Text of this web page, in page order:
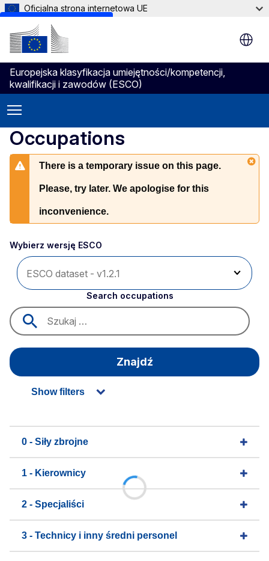
Skip to main content
Oficjalna strona internetowa UE
Europejska klasyfikacja umiejętności/kompetencji,
kwalifikacji i zawodów (ESCO)
Occupations
There is a temporary issue on this page.
Please, try later. We apologise for this
inconvenience.
Wybierz wersję ESCO
Search occupations
Znajdź
Show filters
0 - Siły zbrojne
1 - Kierownicy
2 - Specjaliści
3 - Technicy i inny średni personel